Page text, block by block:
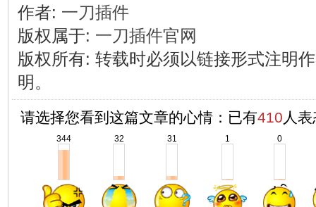
作者: 一刀插件
版权属于: 一刀插件官网
版权所有: 转载时必须以链接形式注明
明。
请选择您看到这篇文章的心情：已有410 人
344 32 31 1 0